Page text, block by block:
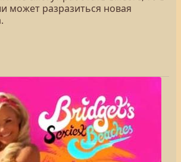
может разразиться новая